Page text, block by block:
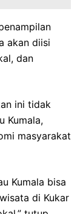
akan diisi
dan
ini tidak
Kumala,
masyarakat
Kumala bisa
di Kukar